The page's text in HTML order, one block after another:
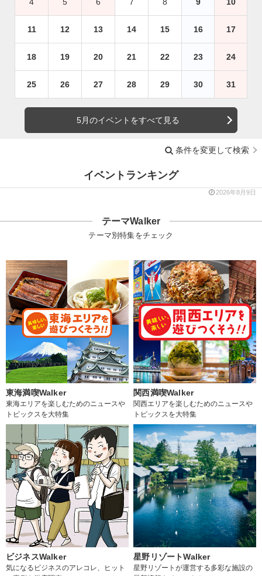
11 12 13 14 15 16 17
18 19 20 21 22 23 24
25 26 27 28 29 30 31
5月のイベントをすべて見る
条件を変更して検索
イベントランキング
2026年8月9日
テーマWalker
テーマ別特集をチェック
東海満喫Walker
東海エリアを楽しむためのニュースや
トピックスを大特集
関西満喫Walker
関西エリアを楽しむためのニュースや
トピックスを大特集
ビジネスWalker
気になるビジネスのアレコレ、ヒット
星野リゾートWalker
星野リゾートが運営する多彩な施設の